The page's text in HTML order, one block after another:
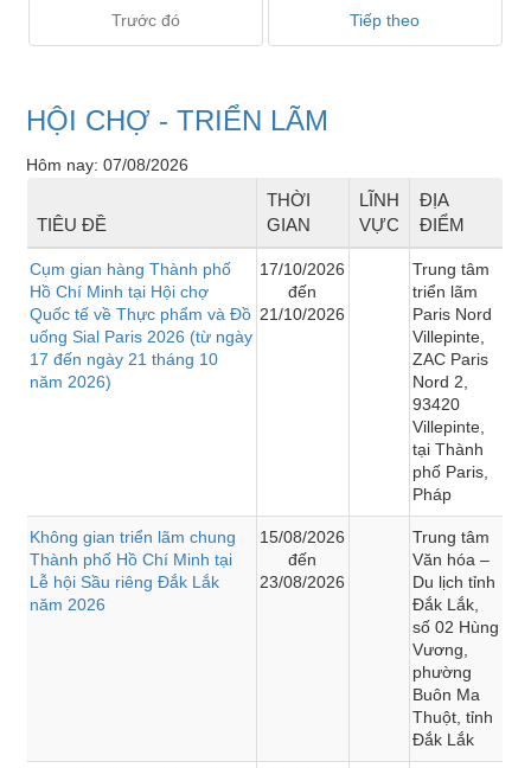
Trước đó Tiếp theo
HỘI CHỢ - TRIỂN LÃM
Hôm nay: 07/08/2026
TIÊU ĐỀ
THỜI
GIAN
LĨNH
VỰC
ĐỊA
ĐIỂM
Cụm gian hàng Thành phố
Hồ Chí Minh tại Hội chợ
Quốc tế về Thực phẩm và Đồ
uống Sial Paris 2026 (từ ngày
17 đến ngày 21 tháng 10
năm 2026)
17/10/2026
đến
21/10/2026
Trung tâm
triển lãm
Paris Nord
Villepinte,
ZAC Paris
Nord 2,
93420
Villepinte,
tại Thành
phố Paris,
Pháp
Không gian triển lãm chung
Thành phố Hồ Chí Minh tại
Lễ hội Sầu riêng Đắk Lắk
năm 2026
15/08/2026
đến
23/08/2026
Trung tâm
Văn hóa –
Du lịch tỉnh
Đắk Lắk,
số 02 Hùng
Vương,
phường
Buôn Ma
Thuột, tỉnh
Đắk Lắk